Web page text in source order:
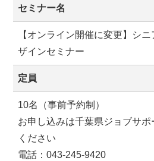
セミナー名
【オンライン開催に変更】シ
ザインセミナー
定員
10名（事前予約制）
お申し込みは千葉県ジョブサポ
ください
電話：043-245-9420